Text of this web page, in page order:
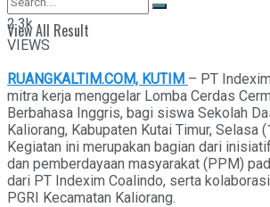
View All Result
No Result
View All Result
2.3k
VIEWS
RUANGKALTIM.COM, KUTIM – PT
mitra kerja menggelar Lomba Cerdas
Berbahasa Inggris, bagi siswa Sekolah
Kaliorang, Kabupaten Kutai Timur, Selasa
Kegiatan ini merupakan bagian dari
dan pemberdayaan masyarakat (PPM)
dari PT Indexim Coalindo, serta
PGRI Kecamatan Kaliorang.